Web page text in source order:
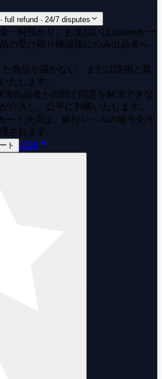
full refund · 24/7 disputes
一時預かり）
お支払いはigitemsが一
の受け取り確認後にのみ出品者へ
た商品が届かない、または説明と異
たします。
決出品者との間で問題を解決できな
介入し、公平に判断いたします。
ード決済は、銀行レベルの暗号化ゲ
されます。
ト 詳細